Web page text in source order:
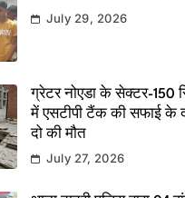
July 29, 2026
ग्रेटर नोएडा के सेक्टर-150
में एसटीपी टैंक की सफाई के
दो की मौत
July 27, 2026